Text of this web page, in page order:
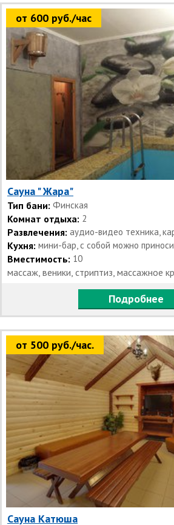
от 600 руб./час
Сауна " Жара"
Тип бани: Финская
Комнат отдыха: 2
Развлечения: аудио-видео техника,
Кухня: мини-бар, с собой можно
Вместимость: 10
массаж, веники, стриптиз, массажное
Подробнее
от 500 руб./час.
Сауна Катюша